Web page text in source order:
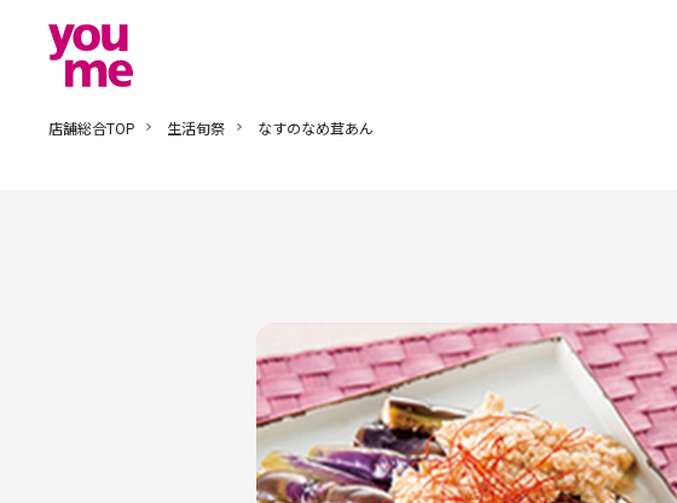
店舗総合TOP 生活旬祭 なすのなめ茸あん